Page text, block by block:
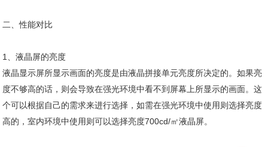
二、性能对比
1、液晶屏的亮度
液晶显示屏所显示画面的亮度是由液晶拼接单元亮度所决定的。如果亮
度不够高的话，则会导致在强光环境中看不到屏幕上所显示的画面。这
个可以根据自己的需求来进行选择，如需在强光环境中使用则选择亮度
高的，室内环境中使用则可以选择亮度700cd/㎡液晶屏。